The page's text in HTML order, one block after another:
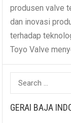
produsen valve
dan inovasi
terhadap
Toyo Valve
Search
for:
GERAI BAJA